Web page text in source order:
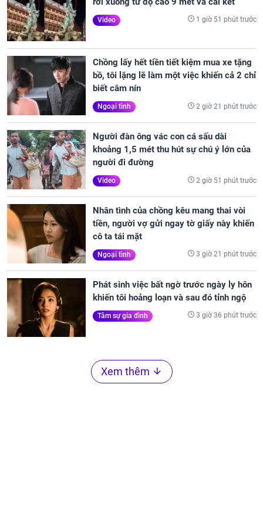
Video 1 giờ 51 phút trước
Chồng lấy hết tiền tiết kiệm mua xe tặng
bồ, tôi lặng lẽ làm một việc khiến cả 2 chỉ
biết câm nín
Ngoại tình 2 giờ 21 phút trước
Người đàn ông vác con cá sấu dài
khoảng 1,5 mét thu hút sự chú ý lớn của
người đi đường
Video 2 giờ 51 phút trước
Nhân tình của chồng kêu mang thai vòi
tiền, người vợ gửi ngay tờ giấy này khiến
cô ta tái mặt
Ngoại tình 3 giờ 21 phút trước
Phát sinh việc bất ngờ trước ngày ly hôn
khiến tôi hoảng loạn và sau đó tỉnh ngộ
Tâm sự gia đình 3 giờ 36 phút trước
Xem thêm